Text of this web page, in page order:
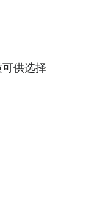
供选择